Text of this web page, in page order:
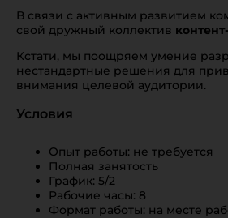
В связи с активным развитием
свой дружный коллектив
Кстати, мы поощряем умение
нестандартные решения для
внимания целевой аудитории.
Условия
Опыт работы: не требуется
Полная занятость
График: 5/2
Рабочие часы: 8
Формат работы: на месте